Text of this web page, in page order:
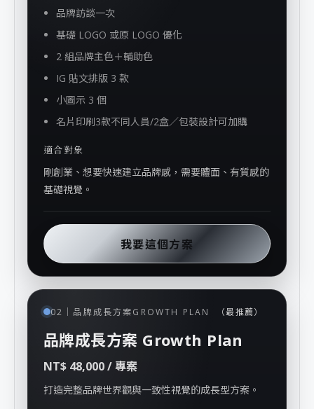
品牌訪談一次
基礎 LOGO 或原 LOGO 優化
2 組品牌主色＋輔助色
IG 貼文排版 3 款
小圖示 3 個
名片印刷3款不同人員/2盒／包裝設計可加購
適合對象
剛創業、想要快速建立品牌感，需要體面、有質感的
基礎視覺。
我要這個方案
02｜品牌成長方案GROWTH PLAN （最推薦）
品牌成長方案 Growth Plan
NT$ 48,000 / 專案
打造完整品牌世界觀與一致性視覺的成長型方案。